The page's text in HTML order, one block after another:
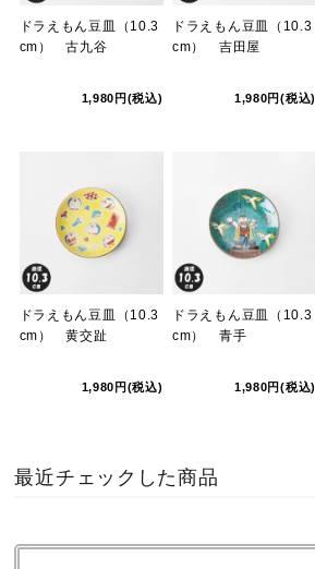
ドラえもん豆皿（10.3
cm） 古九谷
1,980円(税込)
ドラえもん豆皿（10.3
cm） 吉田屋
1,980円(税込)
ドラえもん豆皿（10.3
cm） 黄交趾
1,980円(税込)
ドラえもん豆皿（10.3
cm） 青手
1,980円(税込)
最近チェックした商品